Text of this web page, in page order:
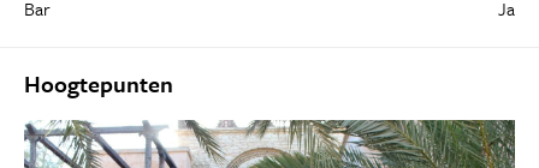
Bar
Ja
Hoogtepunten